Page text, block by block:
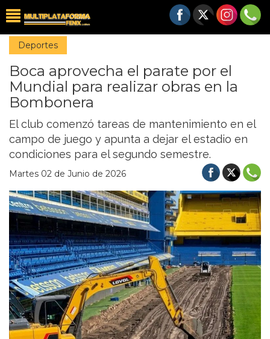
Deportes
Boca aprovecha el parate por el
Mundial para realizar obras en la
Bombonera
El club comenzó tareas de mantenimiento en el
campo de juego y apunta a dejar el estadio en
condiciones para el segundo semestre.
Martes 02 de Junio de 2026